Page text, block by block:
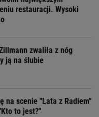
restauracji. Wysoki
zwaliła z nóg
ją na ślubie
na scenie "Lata z Radiem"
to jest?"